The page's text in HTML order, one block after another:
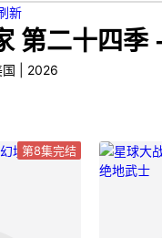
新
第二十四季
国 | 2026
第8集完结